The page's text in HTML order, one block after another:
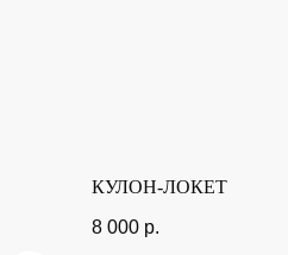
КУЛОН-ЛОКЕТ
8 000 р.